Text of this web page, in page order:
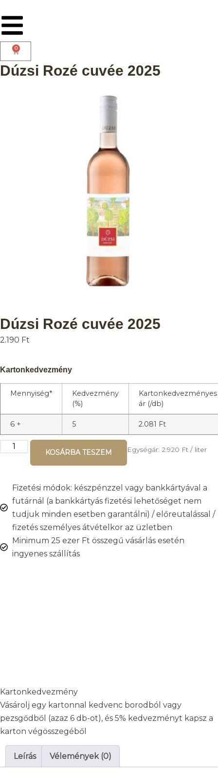
0
Dúzsi Rozé cuvée 2025
Dúzsi Rozé cuvée 2025
2.190 Ft
Kartonkedvezmény
Mennyiség*
Kedvezmény
(%)
Kartonkedvezményes
ár (/db)
6 + 5 2.081 Ft
KOSÁRBA TESZEM Egységár: 2.920 Ft / liter
Fizetési módok: készpénzzel vagy bankkártyával a
futárnál (a bankkártyás fizetési lehetőséget nem
tudjuk minden esetben garantálni) / előreutalással /
fizetés személyes átvételkor az üzletben
Minimum 25 ezer Ft összegű vásárlás esetén
ingyenes szállítás
Kartonkedvezmény
Vásárolj egy kartonnal kedvenc borodból vagy
pezsgődből (azaz 6 db-ot), és 5% kedvezményt kapsz a
karton végösszegéből
Leírás Vélemények (0)